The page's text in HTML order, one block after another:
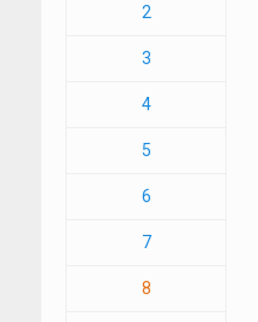
2
3
4
5
6
7
8